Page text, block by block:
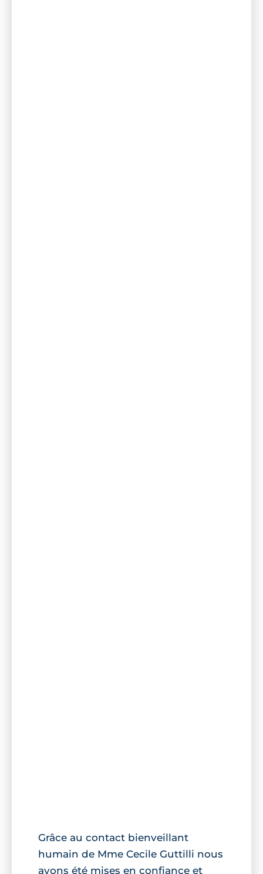
Grâce au contact bienveillant
humain de Mme Cecile Guttilli nous
avons été mises en confiance et